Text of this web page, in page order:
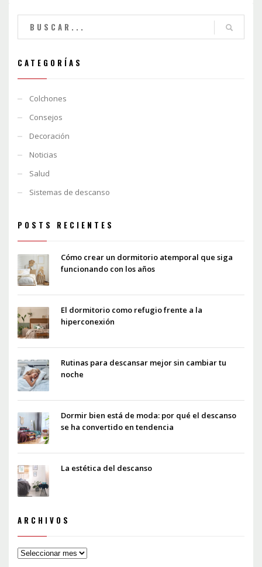
CATEGORÍAS
Colchones
Consejos
Decoración
Noticias
Salud
Sistemas de descanso
POSTS RECIENTES
Cómo crear un dormitorio atemporal que siga
funcionando con los años
El dormitorio como refugio frente a la
hiperconexión
Rutinas para descansar mejor sin cambiar tu
noche
Dormir bien está de moda: por qué el descanso
se ha convertido en tendencia
La estética del descanso
ARCHIVOS